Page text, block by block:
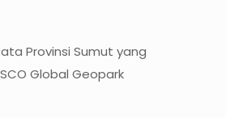
Provinsi Sumut yang
Global Geopark